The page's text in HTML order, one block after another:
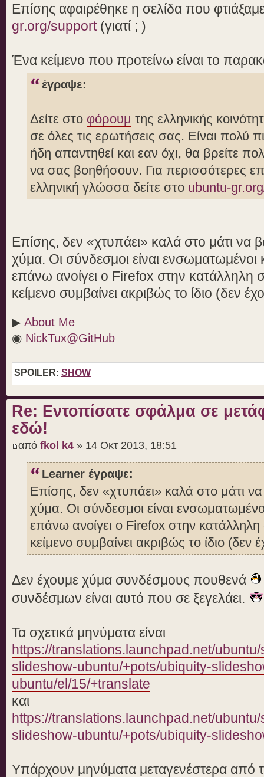
Επίσης αφαιρέθηκε η σελίδα που
gr.org/support(γιατί ; )
Ένα κείμενο που προτείνω είναι το
έγραψε:
Δείτε στο φόρουμ της ελληνικής
σε όλες τις ερωτήσεις σας. Είναι πολύ
ήδη απαντηθεί και εαν όχι, θα βρείτε
να σας βοηθήσουν. Για περισσότερες
ελληνική γλώσσα δείτε στο ubuntu-
Επίσης, δεν «χτυπάει» καλά στο μάτι να
χύμα. Οι σύνδεσμοι είναι
επάνω ανοίγει ο Firefox στην κατάλληλη
κείμενο συμβαίνει ακριβώς το ίδιο (δεν
▶ About Me
◉ NickTux@GitHub
SPOILER: SHOW
Re: Εντοπίσατε σφάλμα σε
εδώ!
από fkol k4 » 14 Οκτ 2013, 18:51
Learner έγραψε:
Επίσης, δεν «χτυπάει» καλά στο μάτι
χύμα. Οι σύνδεσμοι είναι
επάνω ανοίγει ο Firefox στην
κείμενο συμβαίνει ακριβώς το ίδιο
Δεν έχουμε χύμα συνδέσμους πουθενά
συνδέσμων είναι αυτό που σε ξεγελάει.
Τα σχετικά μηνύματα είναι
https://translations.launchpad.net/
slideshow-ubuntu/+pots/ubiquity-
ubuntu/el/15/+translate
και
https://translations.launchpad.net/
slideshow-ubuntu/+pots/ubiquity-
Υπάρχουν μηνύματα μεταγενέστερα από